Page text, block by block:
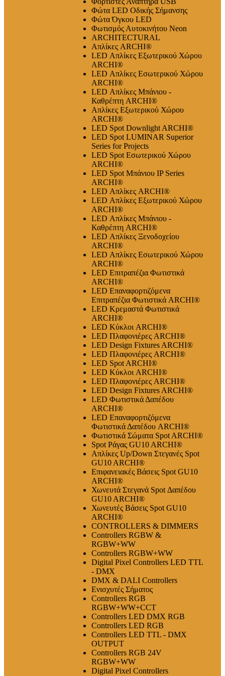
Φώτα LED Οδικής Σήμανσης
Φώτα Όγκου LED
Φωτισμός Αυτοκινήτου Neon
ARCHITECTURAL
Απλίκες ARCHI®
LED Απλίκες Εξωτερικού Χώρου
ARCHI®
LED Απλίκες Εσωτερικού Χώρου
ARCHI®
LED Απλίκες Μπάνιου -
Καθρέπτη ARCHI®
Απλίκες Εξωτερικού Χώρου
ARCHI®
LED Spot Downlight ARCHI®
LED Spot LUMINAR Superior
Series for Projects
LED Spot Εσωτερικού Χώρου
ARCHI®
LED Spot Μπάνιου IP Series
ARCHI®
LED Απλίκες ARCHI®
LED Απλίκες Εξωτερικού Χώρου
ARCHI®
LED Απλίκες Μπάνιου -
Καθρέπτη ARCHI®
LED Απλίκες Ξενοδοχείου
ARCHI®
LED Απλίκες Εσωτερικού Χώρου
ARCHI®
LED Επιτραπέζια Φωτιστικά
ARCHI®
LED Επαναφορτιζόμενα
Επιτραπέζια Φωτιστικά ARCHI®
LED Κρεμαστά Φωτιστικά
ARCHI®
LED Κύκλοι ARCHI®
LED Πλαφονιέρες ARCHI®
LED Design Fixtures ARCHI®
LED Πλαφονιέρες ARCHI®
LED Spot ARCHI®
LED Κύκλοι ARCHI®
LED Πλαφονιέρες ARCHI®
LED Design Fixtures ARCHI®
LED Φωτιστικά Δαπέδου
ARCHI®
LED Επαναφορτιζόμενα
Φωτιστικά Δαπέδου ARCHI®
Φωτιστικά Σώματα Spot ARCHI®
Spot Ράγας GU10 ARCHI®
Απλίκες Up/Down Στεγανές Spot
GU10 ARCHI®
Επιφανειακές Βάσεις Spot GU10
ARCHI®
Χωνευτά Στεγανά Spot Δαπέδου
GU10 ARCHI®
Χωνευτές Βάσεις Spot GU10
ARCHI®
CONTROLLERS & DIMMERS
Controllers RGBW &
RGBW+WW
Controllers RGBW+WW
Digital Pixel Controllers LED TTL
- DMX
DMX & DALI Controllers
Ενισχυτές Σήματος
Controllers RGB
RGBW+WW+CCT
Controllers LED DMX RGB
Controllers LED RGB
Controllers LED TTL - DMX
OUTPUT
Controllers RGB 24V
RGBW+WW
Digital Pixel Controllers